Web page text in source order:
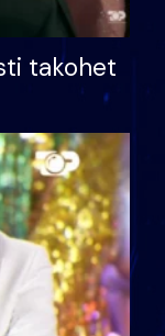
takohet
letër